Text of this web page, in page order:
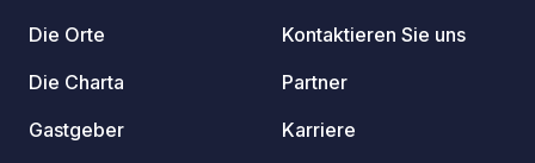
Die Orte
Die Charta
Gastgeber
Kontaktieren Sie uns
Partner
Karriere